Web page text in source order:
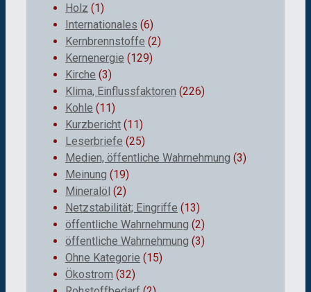
Holz (1)
Internationales (6)
Kernbrennstoffe (2)
Kernenergie (129)
Kirche (3)
Klima, Einflussfaktoren (226)
Kohle (11)
Kurzbericht (11)
Leserbriefe (25)
Medien, öffentliche Wahrnehmung (3)
Meinung (19)
Mineralöl (2)
Netzstabilität; Eingriffe (13)
öffentliche Wahrnehmung (2)
öffentliche Wahrnehmung (3)
Ohne Kategorie (15)
Ökostrom (32)